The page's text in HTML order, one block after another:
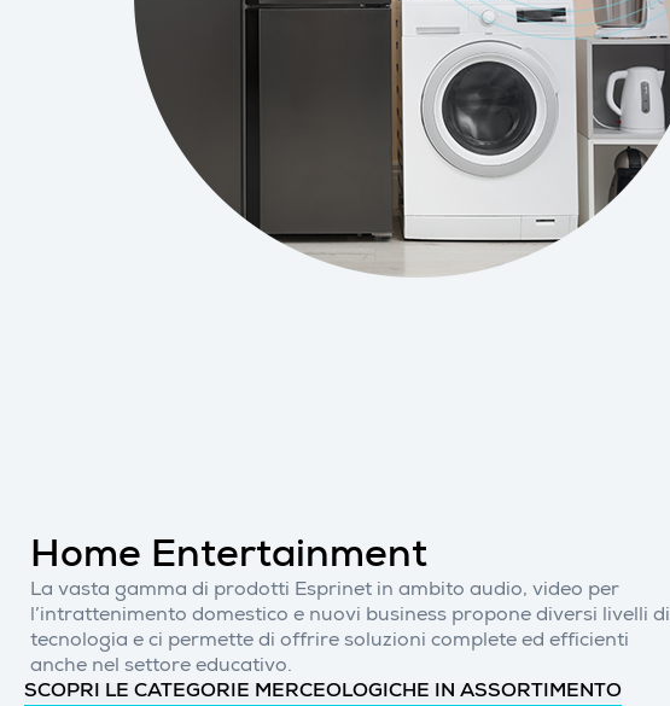
Home Entertainment
La vasta gamma di prodotti Esprinet in ambito audio, video per
l’intrattenimento domestico e nuovi business propone diversi livelli di
tecnologia e ci permette di offrire soluzioni complete ed efficienti
anche nel settore educativo.
SCOPRI LE CATEGORIE MERCEOLOGICHE IN ASSORTIMENTO